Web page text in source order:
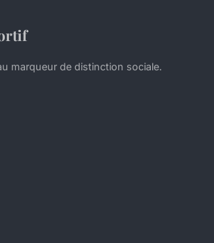
marqueur de distinction sociale.